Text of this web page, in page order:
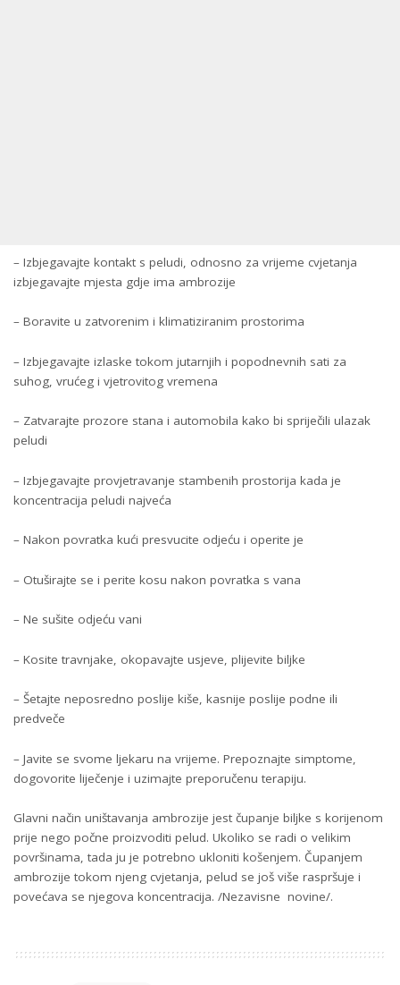
– Izbjegavajte kontakt s peludi, odnosno za vrijeme cvjetanja
izbjegavajte mjesta gdje ima ambrozije
– Boravite u zatvorenim i klimatiziranim prostorima
– Izbjegavajte izlaske tokom jutarnjih i popodnevnih sati za
suhog, vrućeg i vjetrovitog vremena
– Zatvarajte prozore stana i automobila kako bi spriječili ulazak
peludi
– Izbjegavajte provjetravanje stambenih prostorija kada je
koncentracija peludi najveća
– Nakon povratka kući presvucite odjeću i operite je
– Otuširajte se i perite kosu nakon povratka s vana
– Ne sušite odjeću vani
– Kosite travnjake, okopavajte usjeve, plijevite biljke
– Šetajte neposredno poslije kiše, kasnije poslije podne ili
predveče
– Javite se svome ljekaru na vrijeme. Prepoznajte simptome,
dogovorite liječenje i uzimajte preporučenu terapiju.
Glavni način uništavanja ambrozije jest čupanje biljke s korijenom
prije nego počne proizvoditi pelud. Ukoliko se radi o velikim
površinama, tada ju je potrebno ukloniti košenjem. Čupanjem
ambrozije tokom njeng cvjetanja, pelud se još više raspršuje i
povećava se njegova koncentracija. /Nezavisne novine/.